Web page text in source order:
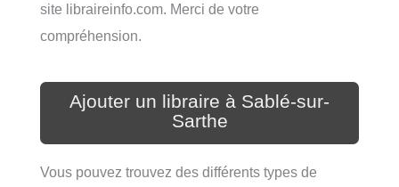
site libraireinfo.com. Merci de votre
compréhension.
Ajouter un libraire à Sablé-sur-
Sarthe
Vous pouvez trouvez des différents types de